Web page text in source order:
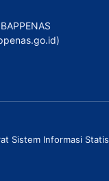
Sistem Informasi